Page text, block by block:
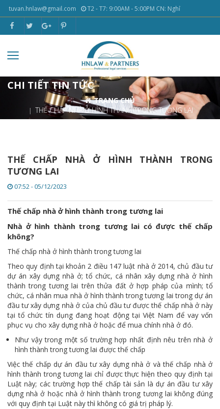
tuvan.hnlaw@gmail.com T2 - T7: 9:00AM - 5:00PM CN: Nghỉ
CHI TIẾT TIN TỨC
TRANG CHỦ
THẾ CHẤP NHÀ Ở HÌNH THÀNH TRONG TƯƠNG LAI
THẾ CHẤP NHÀ Ở HÌNH THÀNH TRONG
TƯƠNG LAI
07:52 - 05/12/2023
Thế chấp nhà ở hình thành trong tương lai
Nhà ở hình thành trong tương lai có được thế chấp
không?
Thế chấp nhà ở hình thành trong tương lai
Theo quy định tại khoản 2 điều 147 luật nhà ở 2014, chủ đầu tư
dự án xây dựng nhà ở; tổ chức, cá nhân xây dựng nhà ở hình
thành trong tương lai trên thửa đất ở hợp pháp của mình; tổ
chức, cá nhân mua nhà ở hình thành trong tương lai trong dự án
đầu tư xây dựng nhà ở của chủ đầu tư được thế chấp nhà ở này
tại tổ chức tín dụng đang hoạt động tại Việt Nam để vay vốn
phục vụ cho xây dựng nhà ở hoặc để mua chính nhà ở đó.
Như vậy trong một số trường hợp nhất định nêu trên nhà ở
hình thành trong tương lai được thế chấp
Việc thế chấp dự án đầu tư xây dựng nhà ở và thế chấp nhà ở
hình thành trong tương lai chỉ được thực hiện theo quy định tại
Luật này; các trường hợp thế chấp tài sản là dự án đầu tư xây
dựng nhà ở hoặc nhà ở hình thành trong tương lai không đúng
với quy định tại Luật này thì không có giá trị pháp lý.